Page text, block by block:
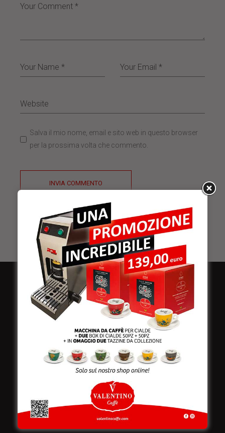
Salva il mio nome, email e sito web in questo browser
per la prossima volta che commento.
INVIA COMMENTO
Stabilimento
e produzione: